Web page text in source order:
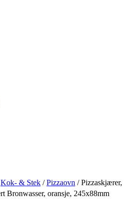
Kok- & Stek /Pizzaovn / Pizzaskjærer,
Bronwasser, oransje, 245x88mm